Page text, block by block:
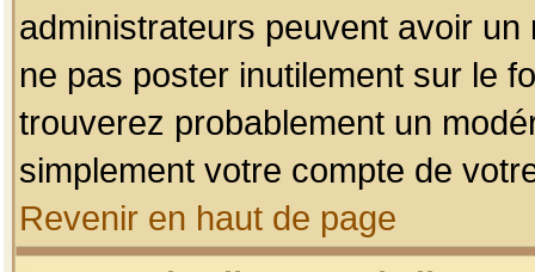
administrateurs peuvent avoir
ne pas poster inutilement sur le
trouverez probablement un
simplement votre compte de
Revenir en haut de page